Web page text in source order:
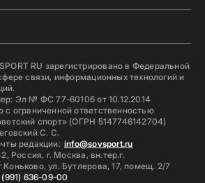
RU зарегистрировано в Федеральной
связи, информационных технологий и
Эл № ФС 77-60106 от 10.12.2014
с ограниченной ответственностью
спорт» (ОГРН 5147746142704)
С. С.
редакции: info@sovsport.ru
Россия, г. Москва, вн.тер.г.
ул. Бутлерова, 17, помещ. 2/7
(991) 636-09-00